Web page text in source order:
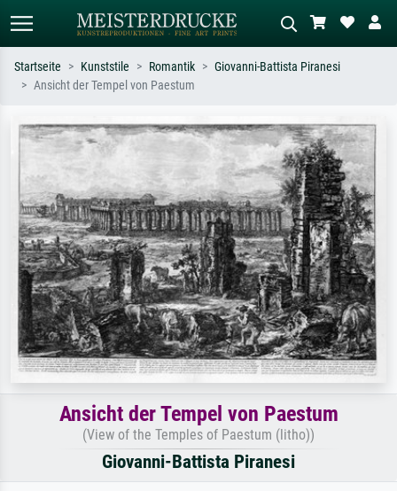
Suchen Sie nach Künstlern, Werktiteln
oder Stilen – z.B. Monet,
Sternennacht, Impressionismus, Welle
Hokusai, Akt.
Beschreiben Sie die Szene – z.B. Grüne
Wiese, Abstrakt mit viel Rot, Dunkles
Ölgemälde, Stehender Akt neben einem
Baum.
Startseite Kunststile Romantik
Giovanni-Battista Piranesi
Ansicht der Tempel von Paestum
Ansicht der Tempel von Paestum
(View of the Temples of Paestum (litho))
Giovanni-Battista Piranesi